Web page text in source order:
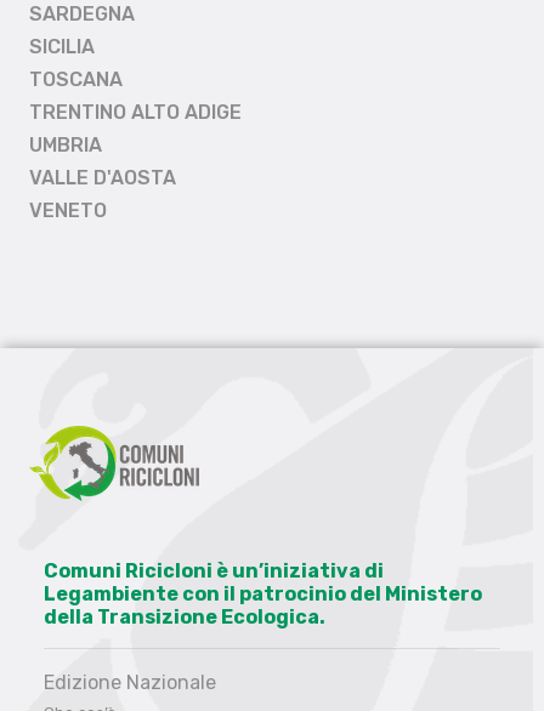
SARDEGNA
SICILIA
TOSCANA
TRENTINO ALTO ADIGE
UMBRIA
VALLE D'AOSTA
VENETO
Comuni Ricicloni è un’iniziativa di
Legambiente con il patrocinio del Ministero
della Transizione Ecologica.
Edizione Nazionale